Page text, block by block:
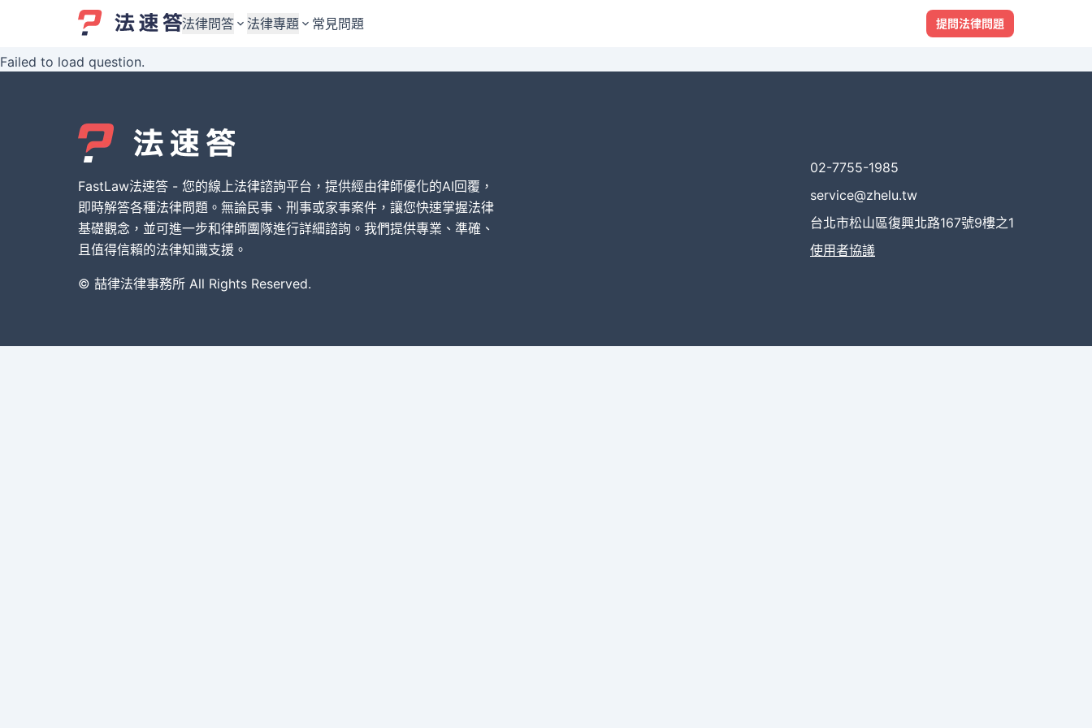
法律問答
婚姻與監護權
債務與債權
刑事犯罪案件
其他案件類型
法律專題
婚姻與監護權
債務與債權
刑事犯罪案件
其他案件類型
常見問題 提問法律問題
Failed to load question.
FastLaw法速答 - 您的線上法律諮詢平台，提供經由律師優化的AI回覆，
即時解答各種法律問題。無論民事、刑事或家事案件，讓您快速掌握法律
基礎觀念，並可進一步和律師團隊進行詳細諮詢。我們提供專業、準確、
且值得信賴的法律知識支援。
© 喆律法律事務所 All Rights Reserved.
02-7755-1985
service@zhelu.tw
台北市松山區復興北路167號9樓之1
使用者協議